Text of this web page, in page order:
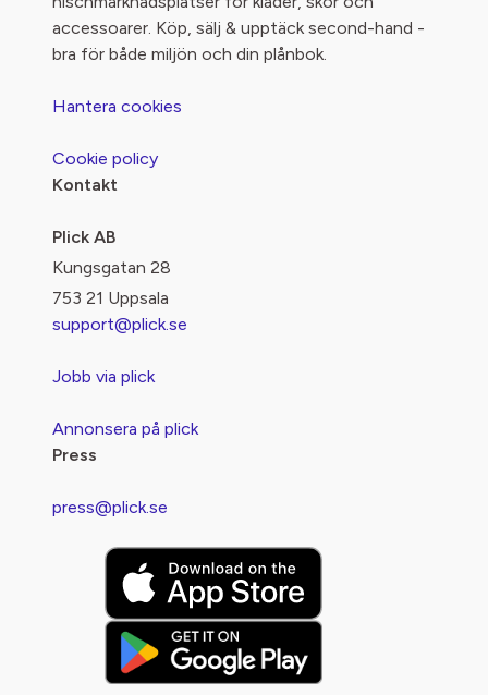
accessoarer. Köp, sälj & upptäck second-hand -
bra för både miljön och din plånbok.
Hantera cookies
Cookie policy
Kontakt
Plick AB
Kungsgatan 28
753 21 Uppsala
support@plick.se
Jobb via plick
Annonsera på plick
Press
press@plick.se